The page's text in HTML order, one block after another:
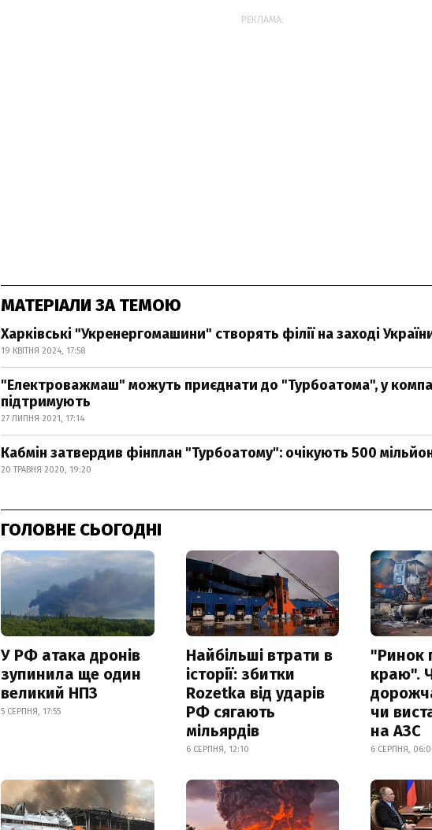
РЕКЛАМА:
МАТЕРІАЛИ ЗА ТЕМОЮ
Харківські "Укренергомашини" створять філії на заході
19 КВІТНЯ 2024, 17:58
"Електроважмаш" можуть приєднати до "Турбоатома", у
підтримують
27 ЛИПНЯ 2021, 17:14
Кабмін затвердив фінплан "Турбоатому": очікують 500
20 ТРАВНЯ 2020, 19:20
ГОЛОВНЕ СЬОГОДНІ
У РФ атака дронів
зупинила ще один
великий НПЗ
5 СЕРПНЯ, 17:55
Найбільші втрати в
історії: збитки
Rozetka від ударів
РФ сягають
мільярдів
6 СЕРПНЯ, 12:10
"Ринок
краю".
чи
на АЗС
6 СЕРПНЯ,